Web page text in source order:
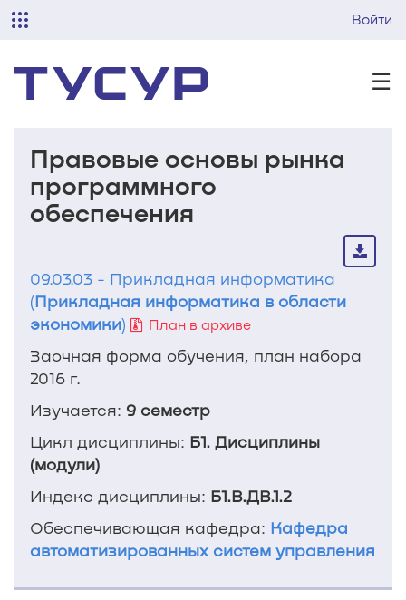
Войти
☰
Правовые основы рынка
программного
обеспечения
09.03.03 - Прикладная информатика
(Прикладная информатика в области
экономики) План в архиве
Заочная форма обучения, план набора
2016 г.
Изучается: 9 семестр
Цикл дисциплины: Б1. Дисциплины
(модули)
Индекс дисциплины: Б1.В.ДВ.1.2
Обеспечивающая кафедра: Кафедра
автоматизированных систем управления